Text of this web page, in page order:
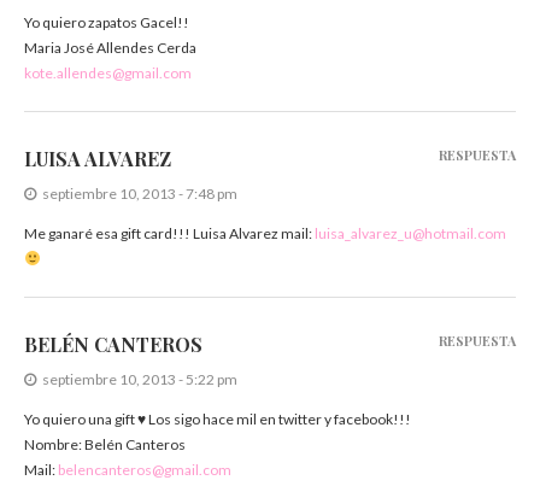
Yo quiero zapatos Gacel!!
Maria José Allendes Cerda
kote.allendes@gmail.com
LUISA ALVAREZ
septiembre 10, 2013 - 7:48 pm
Me ganaré esa gift card!!! Luisa Alvarez mail: luisa_alvarez_u@hotmail.com
RESPUESTA
BELÉN CANTEROS
septiembre 10, 2013 - 5:22 pm
Yo quiero una gift ♥ Los sigo hace mil en twitter y facebook!!!
Nombre: Belén Canteros
Mail: belencanteros@gmail.com
RESPUESTA